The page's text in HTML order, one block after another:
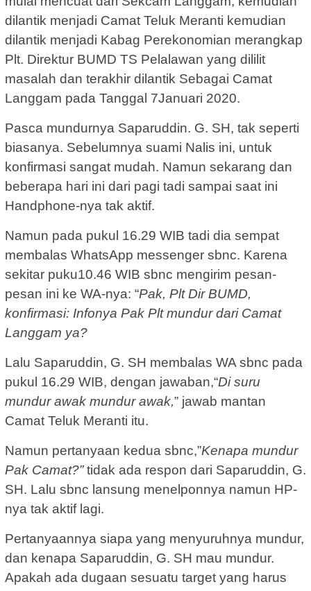
dilantik menjadi Camat Teluk Meranti kemudian
dilantik menjadi Kabag Perekonomian merangkap
Plt. Direktur BUMD TS Pelalawan yang dililit
masalah dan terakhir dilantik Sebagai Camat
Langgam pada Tanggal 7Januari 2020.
Pasca mundurnya Saparuddin. G. SH, tak seperti
biasanya. Sebelumnya suami Nalis ini, untuk
konfirmasi sangat mudah. Namun sekarang dan
beberapa hari ini dari pagi tadi sampai saat ini
Handphone-nya tak aktif.
Namun pada pukul 16.29 WIB tadi dia sempat
membalas WhatsApp messenger sbnc. Karena
sekitar puku10.46 WIB sbnc mengirim pesan-
pesan ini ke WA-nya: “Pak, Plt Dir BUMD,
konfirmasi: Infonya Pak Plt mundur dari Camat
Langgam ya?
Lalu Saparuddin, G. SH membalas WA sbnc pada
pukul 16.29 WIB, dengan jawaban,“Di suru
mundur awak mundur awak,” jawab mantan
Camat Teluk Meranti itu.
Namun pertanyaan kedua sbnc,”Kenapa mundur
Pak Camat?”tidak ada respon dari Saparuddin, G.
SH. Lalu sbnc lansung menelponnya namun HP-
nya tak aktif lagi.
Pertanyaannya siapa yang menyuruhnya mundur,
dan kenapa Saparuddin, G. SH mau mundur.
Apakah ada dugaan sesuatu target yang harus